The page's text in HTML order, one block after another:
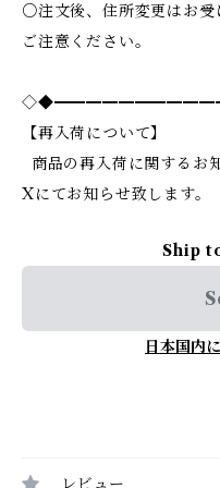
○注文後、住所変更はお受
ご注意ください。
【再入荷について】
商品の再入荷に関する
Xにてお知らせ致します。
Ship
日本国内
レビュー